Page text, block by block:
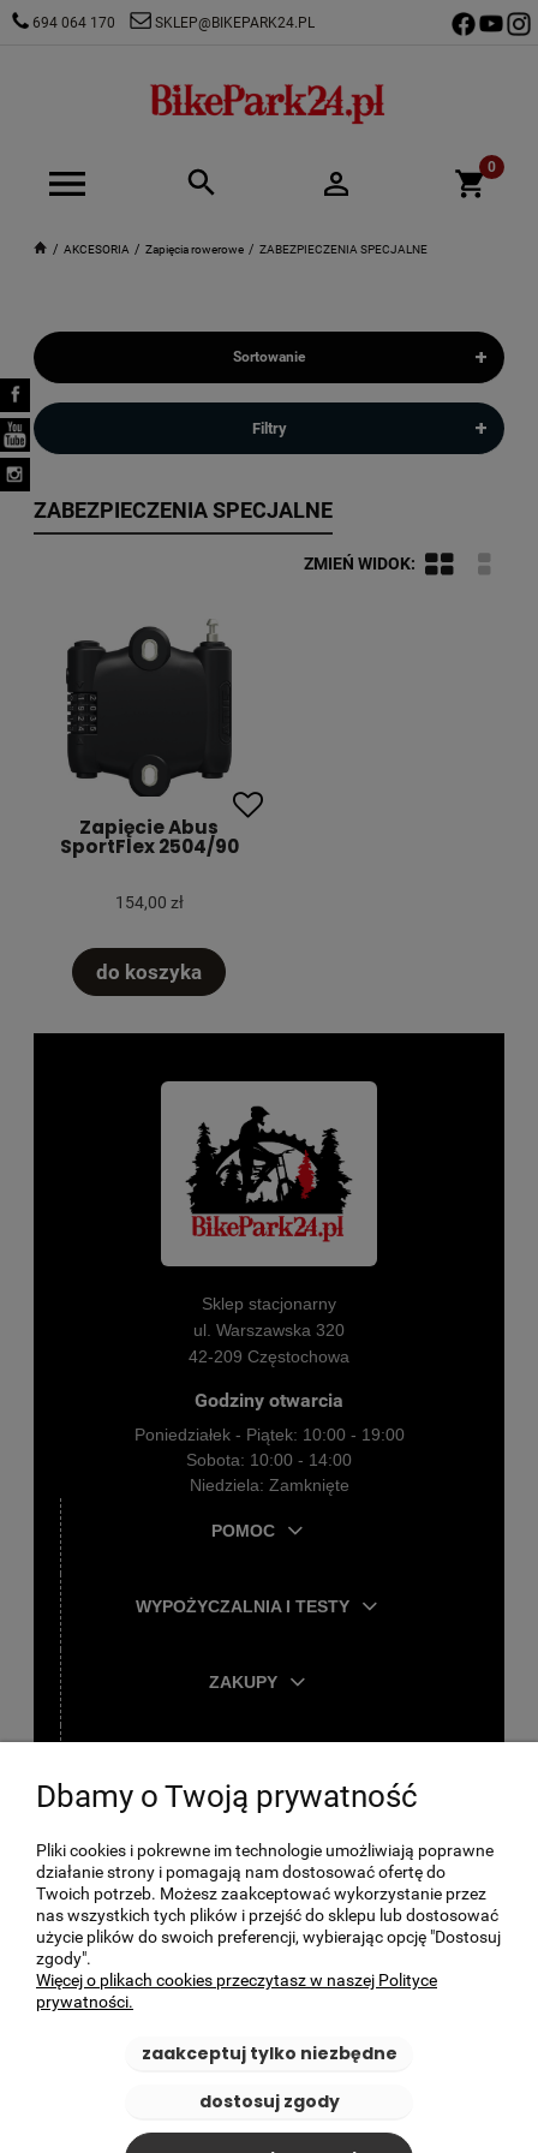
694 064 170 SKLEP@BIKEPARK24.PL
AKCESORIA Zapięcia rowerowe ZABEZPIECZENIA SPECJALNE
Sortowanie +
Filtry +
ZABEZPIECZENIA SPECJALNE
Zapięcie Abus
SportFlex 2504/90
154,00 zł
do koszyka
Sklep stacjonarny
ul. Warszawska 320
42-209 Częstochowa
Godziny otwarcia
Poniedziałek - Piątek: 10:00 - 19:00
Sobota: 10:00 - 14:00
Niedziela: Zamknięte
POMOC
WYPOŻYCZALNIA I TESTY
ZAKUPY
Dbamy o Twoją prywatność
Pliki cookies i pokrewne im technologie umożliwiają poprawne
działanie strony i pomagają nam dostosować ofertę do
Twoich potrzeb. Możesz zaakceptować wykorzystanie przez
nas wszystkich tych plików i przejść do sklepu lub dostosować
użycie plików do swoich preferencji, wybierając opcję "Dostosuj
zgody".
Więcej o plikach cookies przeczytasz w naszej Polityce
prywatności.
zaakceptuj tylko niezbędne
dostosuj zgody